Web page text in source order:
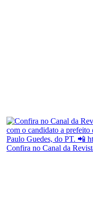
Confira no Canal da